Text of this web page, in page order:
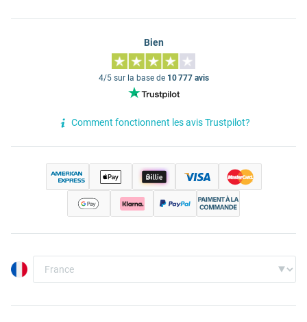
Bien
4/5 sur la base de 10 777 avis
Comment fonctionnent les avis Trustpilot?